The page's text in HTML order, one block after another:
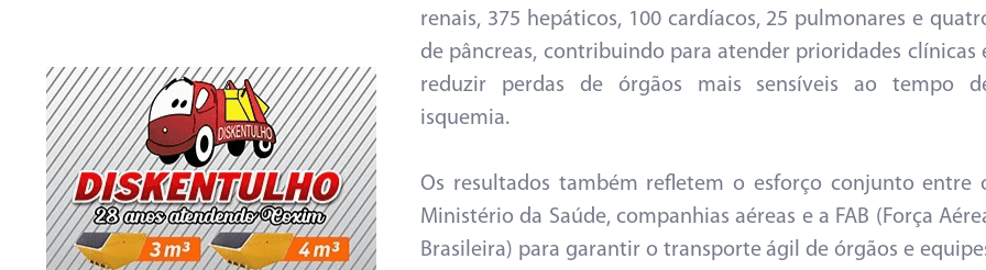
renais, 375 hepáticos, 100 cardíacos, 25 pulmonares e
de pâncreas, contribuindo para atender prioridades clínicas
reduzir perdas de órgãos mais sensíveis ao tempo
isquemia.
Os resultados também refletem o esforço conjunto entre
Ministério da Saúde, companhias aéreas e a FAB (Força
Brasileira) para garantir o transporte ágil de órgãos e